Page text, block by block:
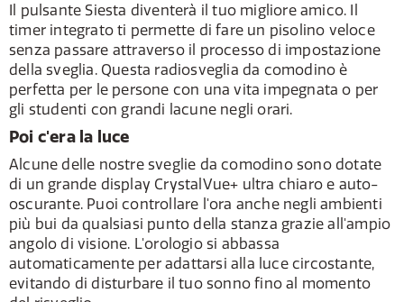
Il pulsante Siesta diventerà il tuo migliore amico. Il
timer integrato ti permette di fare un pisolino veloce
senza passare attraverso il processo di impostazione
della sveglia. Questa radiosveglia da comodino è
perfetta per le persone con una vita impegnata o per
gli studenti con grandi lacune negli orari.
Poi c'era la luce
Alcune delle nostre sveglie da comodino sono dotate
di un grande display CrystalVue+ ultra chiaro e auto-
oscurante. Puoi controllare l'ora anche negli ambienti
più bui da qualsiasi punto della stanza grazie all'ampio
angolo di visione. L'orologio si abbassa
automaticamente per adattarsi alla luce circostante,
evitando di disturbare il tuo sonno fino al momento